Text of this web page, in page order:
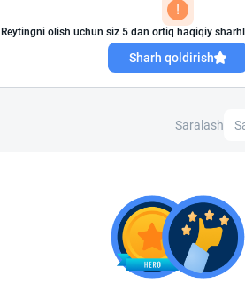
!
Reytingni olish uchun siz 5 dan ortiq haqiqiy
Sharh qoldirish
Saralash